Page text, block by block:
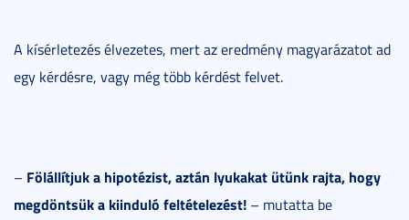
A kísérletezés élvezetes, mert az eredmény magyarázatot ad
egy kérdésre, vagy még több kérdést felvet.
– Fölállítjuk a hipotézist, aztán lyukakat ütünk rajta, hogy
megdöntsük a kiinduló feltételezést! – mutatta be